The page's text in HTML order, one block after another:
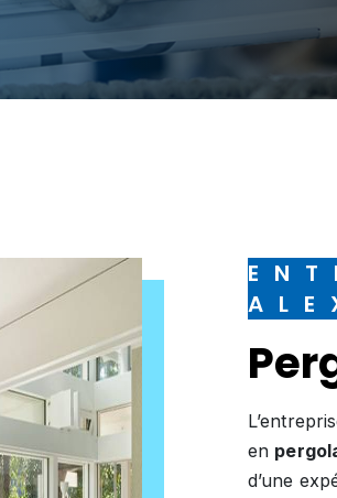
ENTREPRISE
en
d’une